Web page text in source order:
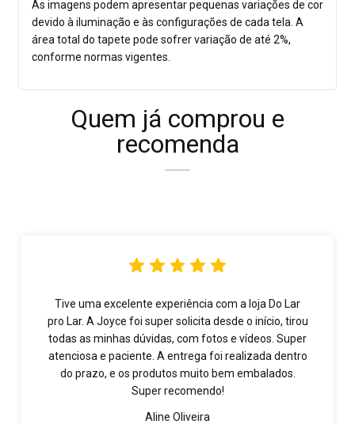
As imagens podem apresentar pequenas variações de cor
devido à iluminação e às configurações de cada tela. A
área total do tapete pode sofrer variação de até 2%,
conforme normas vigentes.
Quem já comprou e
recomenda
Tive uma excelente experiência com a loja Do Lar
pro Lar. A Joyce foi super solicita desde o início, tirou
todas as minhas dúvidas, com fotos e vídeos. Super
atenciosa e paciente. A entrega foi realizada dentro
do prazo, e os produtos muito bem embalados.
Super recomendo!
Aline Oliveira